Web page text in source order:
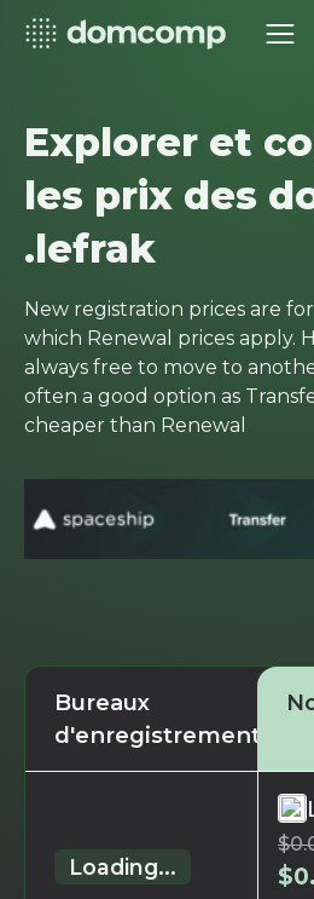
Explorer et
les prix des
.lefrak
New registration prices are
which Renewal prices apply.
always free to move to
often a good option as
cheaper than Renewal
Bureaux
d'enregistrement
Loading...
$
$